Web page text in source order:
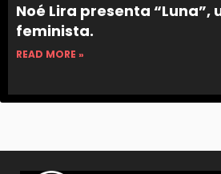
Noé Lira presenta “Luna”,
feminista.
READ MORE »